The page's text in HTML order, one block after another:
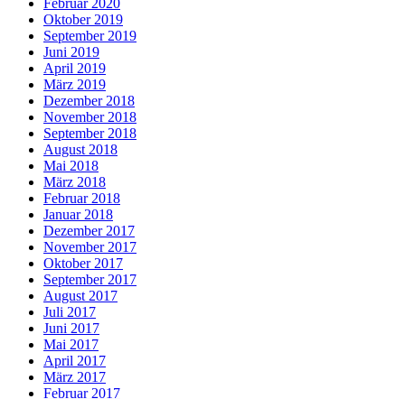
Februar 2020
Oktober 2019
September 2019
Juni 2019
April 2019
März 2019
Dezember 2018
November 2018
September 2018
August 2018
Mai 2018
März 2018
Februar 2018
Januar 2018
Dezember 2017
November 2017
Oktober 2017
September 2017
August 2017
Juli 2017
Juni 2017
Mai 2017
April 2017
März 2017
Februar 2017